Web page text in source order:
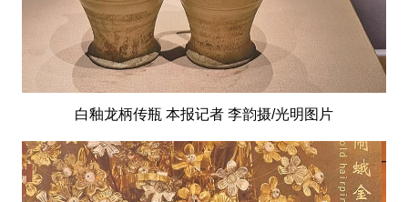
白釉龙柄传瓶 本报记者 李韵摄/光明图片